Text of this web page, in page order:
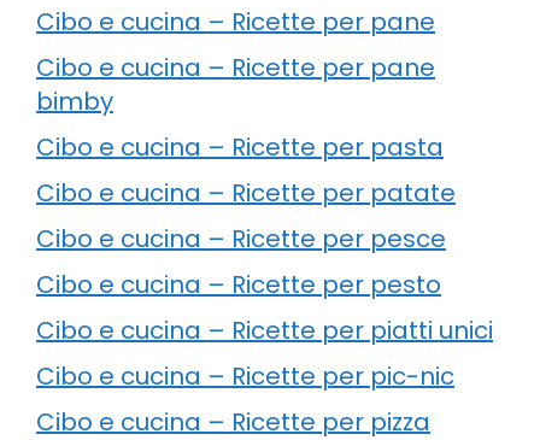
Cibo e cucina – Ricette per pane
Cibo e cucina – Ricette per pane
bimby
Cibo e cucina – Ricette per pasta
Cibo e cucina – Ricette per patate
Cibo e cucina – Ricette per pesce
Cibo e cucina – Ricette per pesto
Cibo e cucina – Ricette per piatti unici
Cibo e cucina – Ricette per pic-nic
Cibo e cucina – Ricette per pizza